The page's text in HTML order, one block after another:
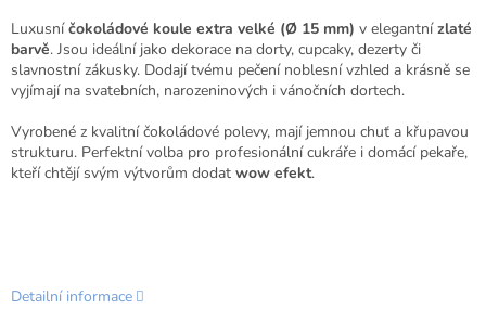
Luxusníčokoládové koule extra velké (Ø 15 mm) v elegantnízlaté
barvě. Jsou ideální jako dekorace na dorty, cupcaky, dezerty či
slavnostní zákusky. Dodají tvému pečení noblesní vzhled a krásně se
vyjímají na svatebních, narozeninových i vánočních dortech.
Vyrobené z kvalitní čokoládové polevy, mají jemnou chuť a křupavou
strukturu. Perfektní volba pro profesionální cukráře i domácí pekaře,
kteří chtějí svým výtvorům dodat wow efekt.
Detailní informace